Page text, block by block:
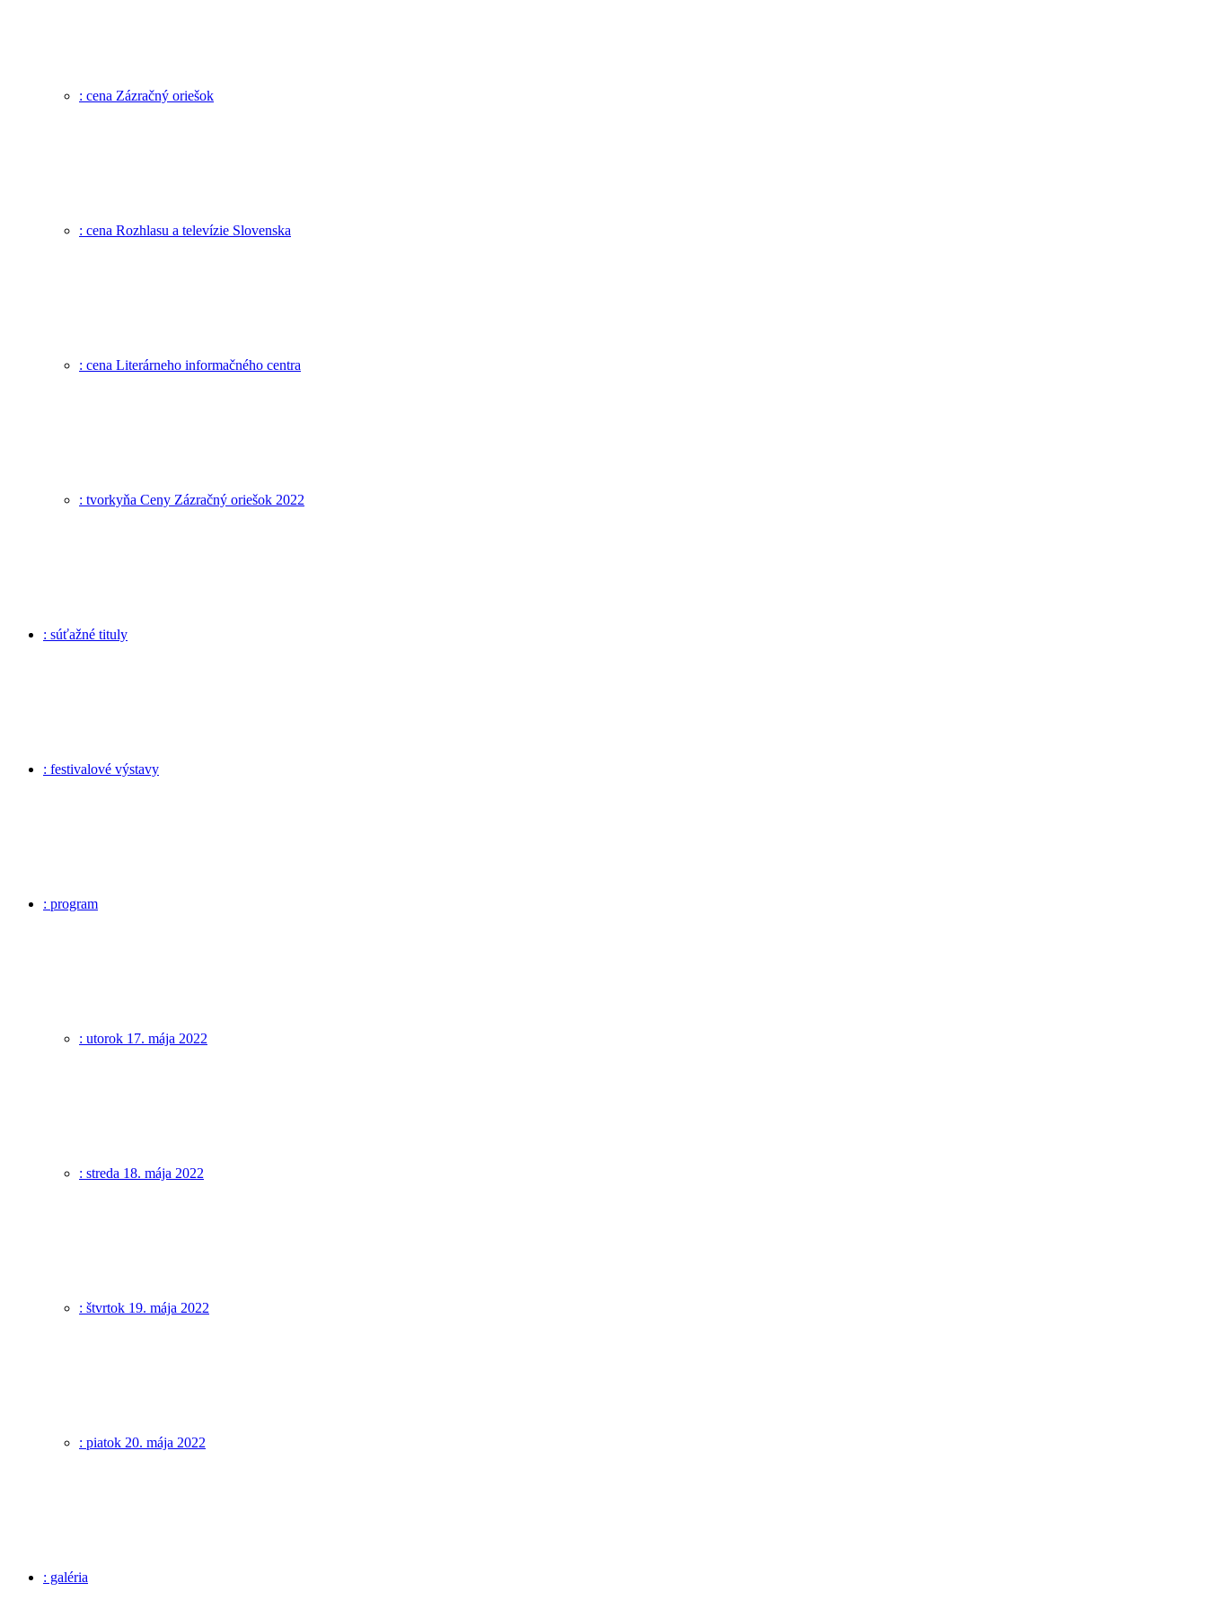
: cena Zázračný oriešok
: cena Rozhlasu a televízie Slovenska
: cena Literárneho informačného centra
: tvorkyňa Ceny Zázračný oriešok 2022
: súťažné tituly
: festivalové výstavy
: program
: utorok 17. mája 2022
: streda 18. mája 2022
: štvrtok 19. mája 2022
: piatok 20. mája 2022
: galéria